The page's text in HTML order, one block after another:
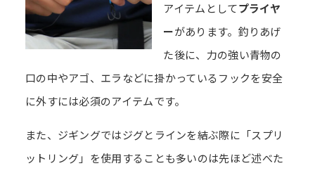
アイテムとしてプライヤ
ーがあります。釣りあげ
た後に、力の強い青物の
口の中やアゴ、エラなどに掛かっているフックを安全
に外すには必須のアイテムです。
また、ジギングではジグとラインを結ぶ際に「スプリ
ットリング」を使用することも多いのは先ほど述べた